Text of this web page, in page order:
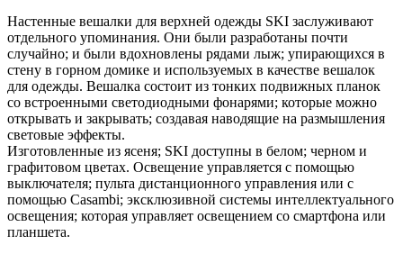
Настенные вешалки для верхней одежды SKI заслуживают
отдельного упоминания. Они были разработаны почти
случайно; и были вдохновлены рядами лыж; упирающихся в
стену в горном домике и используемых в качестве вешалок
для одежды. Вешалка состоит из тонких подвижных планок
со встроенными светодиодными фонарями; которые можно
открывать и закрывать; создавая наводящие на размышления
световые эффекты.
Изготовленные из ясеня; SKI доступны в белом; черном и
графитовом цветах. Освещение управляется с помощью
выключателя; пульта дистанционного управления или с
помощью Casambi; эксклюзивной системы интеллектуального
освещения; которая управляет освещением со смартфона или
планшета.